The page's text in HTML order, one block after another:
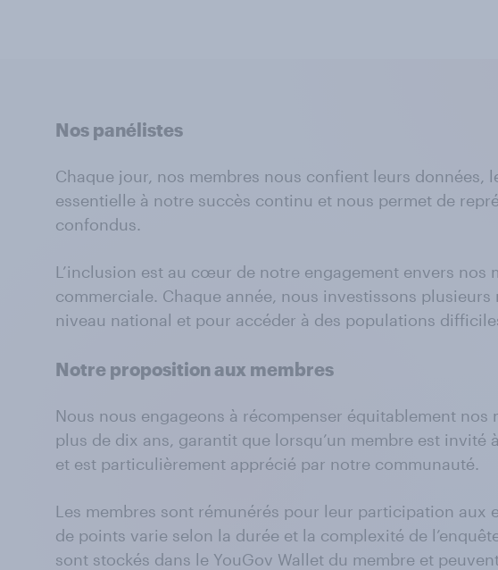
Nos panélistes
Chaque jour, nos membres nous confient leurs
essentielle à notre succès continu et nous permet de
confondus.
L’inclusion est au cœur de notre engagement envers
commerciale. Chaque année, nous investissons
niveau national et pour accéder à des populations
Notre proposition aux membres
Nous nous engageons à récompenser équitablement
plus de dix ans, garantit que lorsqu’un membre est
et est particulièrement apprécié par notre communauté.
Les membres sont rémunérés pour leur participation
de points varie selon la durée et la complexité de
sont stockés dans le YouGov Wallet du membre et